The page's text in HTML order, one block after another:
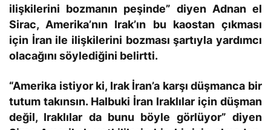
ilişkilerini bozmanın peşinde” diyen Adnan el
Sirac, Amerika’nın Irak’ın bu kaostan çıkması
için İran ile ilişkilerini bozması şartıyla yardımcı
olacağını söylediğini belirtti.
“Amerika istiyor ki, Irak İran’a karşı düşmanca bir
tutum takınsın. Halbuki İran Iraklılar için düşman
değil, Iraklılar da bunu böyle görlüyor” diyen